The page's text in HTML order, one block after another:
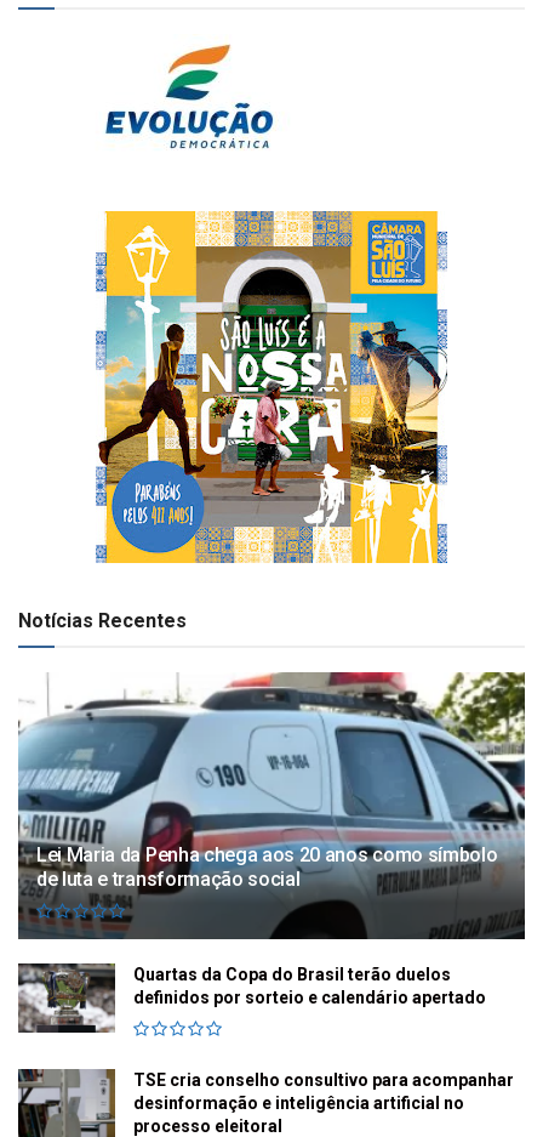
Notícias Recentes
Lei Maria da Penha chega aos 20 anos como símbolo
de luta e transformação social
Quartas da Copa do Brasil terão duelos
definidos por sorteio e calendário apertado
TSE cria conselho consultivo para acompanhar
desinformação e inteligência artificial no
processo eleitoral